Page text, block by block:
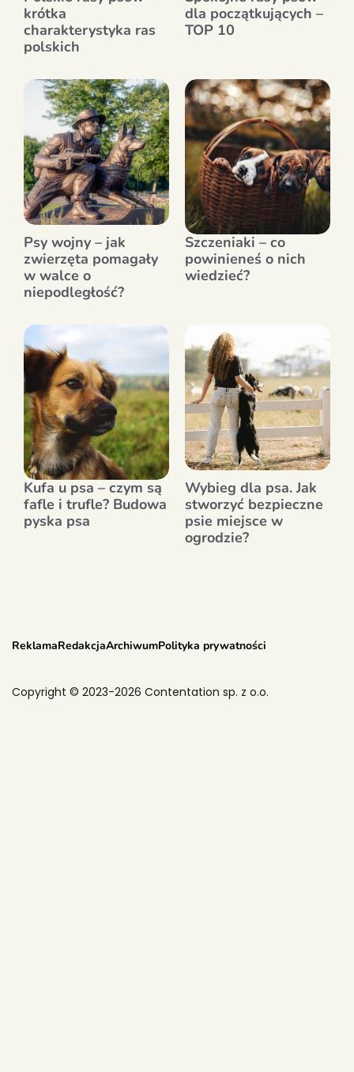
krótka
charakterystyka ras
polskich
dla początkujących –
TOP 10
Psy wojny – jak
zwierzęta pomagały
w walce o
niepodległość?
Szczeniaki – co
powinieneś o nich
wiedzieć?
Kufa u psa – czym są
fafle i trufle? Budowa
pyska psa
Wybieg dla psa. Jak
stworzyć bezpieczne
psie miejsce w
ogrodzie?
ReklamaRedakcjaArchiwumPolityka prywatności
Copyright © 2023-2026 Contentation sp. z o.o.